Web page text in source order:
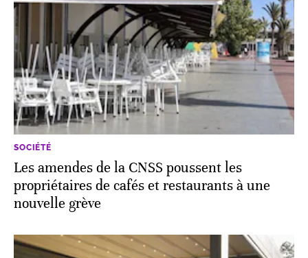
SOCIÉTÉ
Les amendes de la CNSS poussent les
propriétaires de cafés et restaurants à une
nouvelle grève